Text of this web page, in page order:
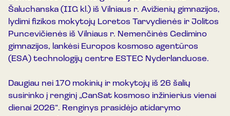
Šaluchanska (IIG kl.) iš Vilniaus r. Avižienių gimnazijos,
lydimi fizikos mokytojų Loretos Tarvydienės ir Jolitos
Puncevičienės iš Vilniaus r. Nemenčinės Gedimino
gimnazijos, lankėsi Europos kosmoso agentūros
(ESA) technologijų centre ESTEC Nyderlanduose.
Daugiau nei 170 mokinių ir mokytojų iš 26 šalių
susirinko į renginį „CanSat kosmoso inžinierius vienai
dienai 2026“. Renginys prasidėjo atidarymo